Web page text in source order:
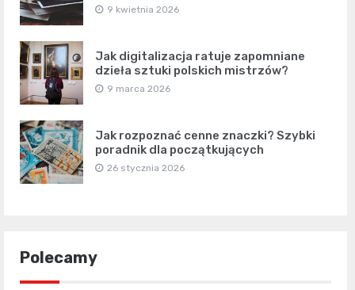
9 kwietnia 2026
Jak digitalizacja ratuje zapomniane
dzieła sztuki polskich mistrzów?
9 marca 2026
Jak rozpoznać cenne znaczki? Szybki
poradnik dla początkujących
26 stycznia 2026
Polecamy